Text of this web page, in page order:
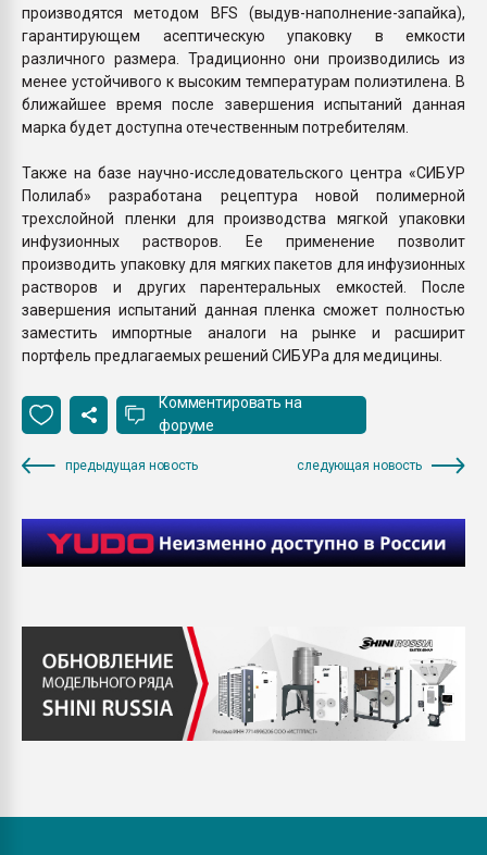
производятся методом BFS (выдув-наполнение-запайка),
гарантирующем асептическую упаковку в емкости
различного размера. Традиционно они производились из
менее устойчивого к высоким температурам полиэтилена. В
ближайшее время после завершения испытаний данная
марка будет доступна отечественным потребителям.
Также на базе научно-исследовательского центра «СИБУР
Полилаб» разработана рецептура новой полимерной
трехслойной пленки для производства мягкой упаковки
инфузионных растворов. Ее применение позволит
производить упаковку для мягких пакетов для инфузионных
растворов и других парентеральных емкостей. После
завершения испытаний данная пленка сможет полностью
заместить импортные аналоги на рынке и расширит
портфель предлагаемых решений СИБУРа для медицины.
Комментировать на
форуме
предыдущая новость следующая новость